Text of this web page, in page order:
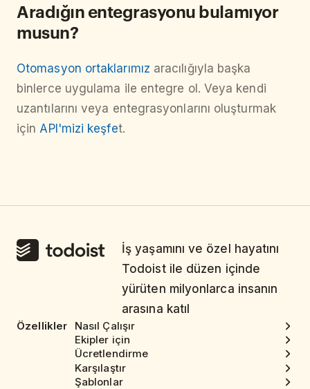
Aradığın entegrasyonu bulamıyor
musun?
Otomasyon ortaklarımız aracılığıyla başka
binlerce uygulama ile entegre ol. Veya kendi
uzantılarını veya entegrasyonlarını oluşturmak
için API'mizi keşfet.
İş yaşamını ve özel hayatını
Todoist ile düzen içinde
yürüten milyonlarca insanın
arasına katıl
Özellikler
Nasıl Çalışır
Ekipler için
Ücretlendirme
Karşılaştır
Şablonlar